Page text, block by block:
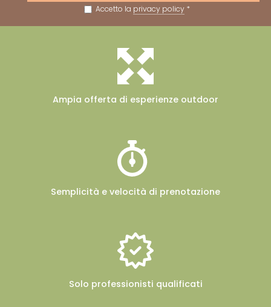
Accetto la privacy policy*
Ampia offerta di esperienze outdoor
Semplicità e velocità di prenotazione
Solo professionisti qualificati